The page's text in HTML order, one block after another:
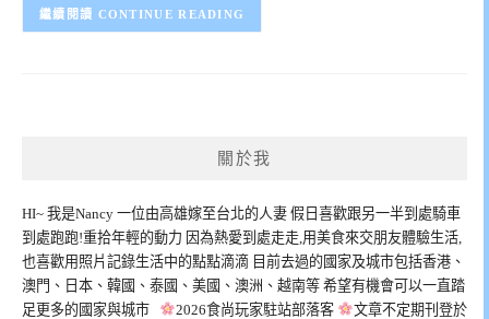
CONTINUE READING
關於我
HI~ 我是Nancy 一位由高雄嫁至台北的人妻 假日喜歡跟另一半到處騎車
到處跑跑!重拾年輕的動力 因為熱愛到處走走,用美食來交朋友體驗生活,
也喜歡用照片記錄生活中的點點滴滴 目前去過的國家及城市包括香港、
澳門、日本、韓國、泰國、美國、澳洲、越南等 希望有機會可以一直踏
足更多的國家與城市
2026食尚玩家駐站部落客
文章不定期刊登於